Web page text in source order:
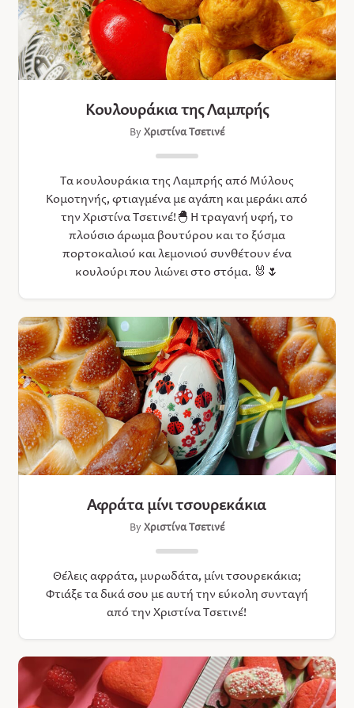
Κουλουράκια της Λαμπρής
By Χριστίνα Τσετινέ
Τα κουλουράκια της Λαμπρής από Μύλους
Κομοτηνής, φτιαγμένα με αγάπη και μεράκι από
την Χριστίνα Τσετινέ!🐣 Η τραγανή υφή, το
πλούσιο άρωμα βουτύρου και τo ξύσμα
πορτοκαλιού και λεμονιού συνθέτουν ένα
κουλούρι που λιώνει στο στόμα. 🐰🌷
Αφράτα μίνι τσουρεκάκια
By Χριστίνα Τσετινέ
Θέλεις αφράτα, μυρωδάτα, μίνι τσουρεκάκια;
Φτιάξε τα δικά σου με αυτή την εύκολη συνταγή
από την Χριστίνα Τσετινέ!